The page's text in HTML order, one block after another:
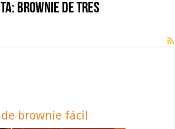
brownie de tres
brownie fácil